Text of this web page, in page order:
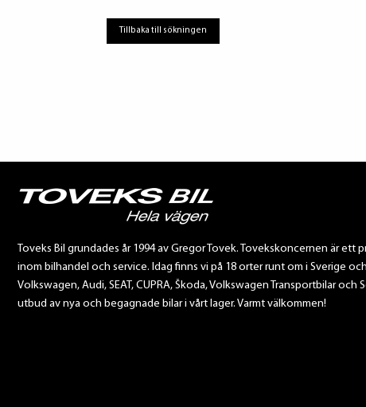
Tillbaka till sökningen
Toveks Bil grundades år 1994 av Gregor Tovek. Tovekskoncernen är ett
inom bilhandel och service. Idag finns vi på 18 orter runt om i Sverige
Volkswagen, Audi, SEAT, CUPRA, Škoda, Volkswagen Transportbilar
utbud av nya och begagnade bilar i vårt lager. Varmt välkommen!